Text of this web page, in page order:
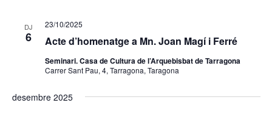
DJ
6 Acte d’homenatge a Mn. Joan Magí i Ferré
23/10/2025
Seminari. Casa de Cultura de l’Arquebisbat de Tarragona
Carrer Sant Pau, 4, Tarragona, Taragona
desembre 2025